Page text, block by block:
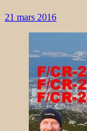
21 mars 2016